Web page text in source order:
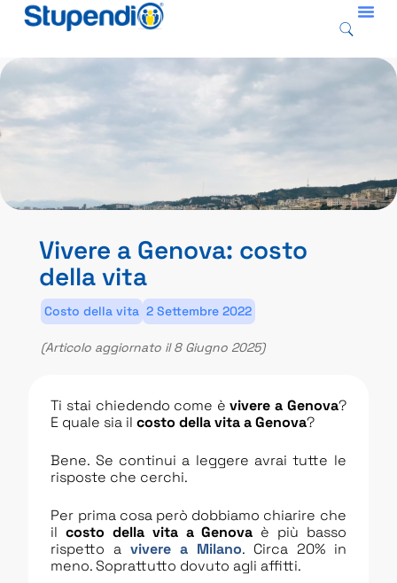
Vivere a Genova: costo
della vita
Costo della vita 2 Settembre 2022
(Articolo aggiornato il 8 Giugno 2025)
Ti stai chiedendo come èvivere a Genova?
E quale sia ilcosto della vita a Genova?
Bene. Se continui a leggere avrai tutte le
risposte che cerchi.
Per prima cosa però dobbiamo chiarire che
ilcosto della vita a Genova è più basso
rispetto avivere a Milano. Circa 20% in
meno. Soprattutto dovuto agli affitti.